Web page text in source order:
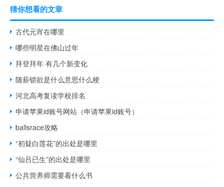
猜你想看的文章
古代元宵在哪里
哪些明星在佛山过年
拜登拜年 有几个新变化
随薪锁欲是什么意思什么梗
河北高考复读学校排名
申请苹果id账号网站（申请苹果id账号）
ballsrace攻略
“初疑白莲花”的出处是哪里
“仙吕已生”的出处是哪里
公共营养师需要看什么书